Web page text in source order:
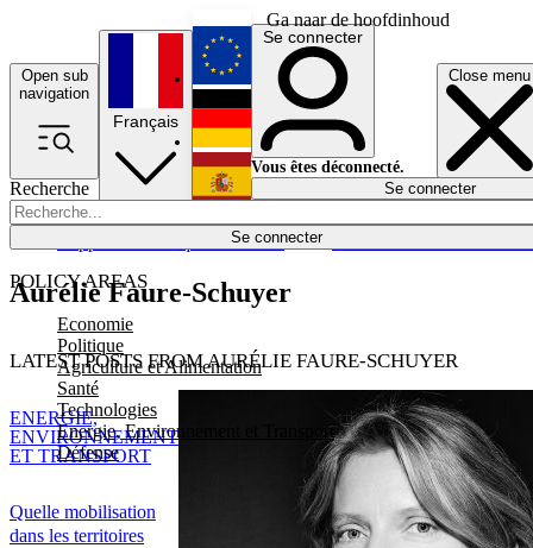
Ga naar de hoofdinhoud
Open sub
navigation
Close menu
Recherche
Se connecter
POLICY AREAS
Economie
Politique
Agriculture et Alimentation
Santé
Technologies
Energie, Environnement et Transport
Défense
Économie
Français
English
Deutsch
Español
Se connecter
Vous êtes déconnecté.
Se connecter
Aurélie Faure-Schuyer
LATEST POSTS FROM AURÉLIE FAURE-SCHUYER
Quelle mobilisation
dans les territoires
ENERGIE,
ENVIRONNEMENT
ET TRANSPORT